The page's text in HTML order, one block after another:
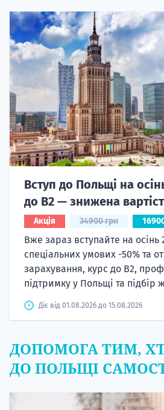
Вступ до Польщі на
до B2 — знижена
Акція 34900 грн
Вже зараз вступайте на осінь
спеціальних умових -50% та
зарахування, курс до B2,
підтримку у Польщі та підбір
Діє від 01.08.2026 до 15.08.2026
ДОПОМОГА ТИМ,
ДО ПОЛЬЩІ